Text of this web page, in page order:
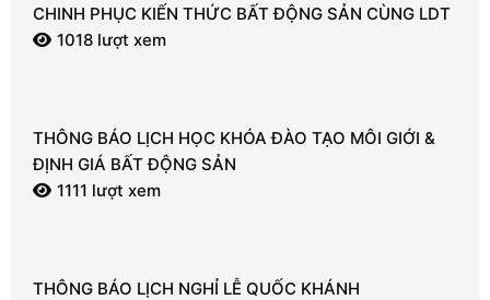
CHINH PHỤC KIẾN THỨC BẤT ĐỘNG SẢN CÙNG LDT
1018 lượt xem
THÔNG BÁO LỊCH HỌC KHÓA ĐÀO TẠO MÔI GIỚI &
ĐỊNH GIÁ BẤT ĐỘNG SẢN
1111 lượt xem
THÔNG BÁO LỊCH NGHỈ LỄ QUỐC KHÁNH